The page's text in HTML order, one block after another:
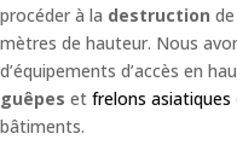
procéder à la destruction
mètres de hauteur. Nous
d’équipements d’accès en
guêpes et frelons asiatiques
bâtiments.